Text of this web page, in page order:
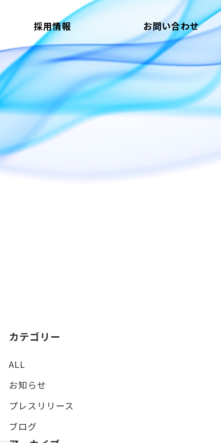
採用情報 お問い合わせ
カテゴリー
ALL
お知らせ
プレスリリース
ブログ